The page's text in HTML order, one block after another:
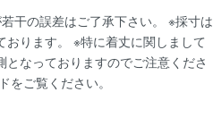
干の誤差はご了承下さい。 ※採寸は
おります。 ※特に着丈に関しまして
となっておりますのでご注意くださ
をご覧ください。